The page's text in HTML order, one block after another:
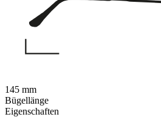
Eigenschaften
145 mm
Bügellänge